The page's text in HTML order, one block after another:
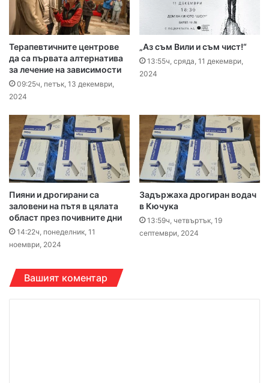
Терапевтичните центрове
да са първата алтернатива
за лечение на зависимости
09:25ч, петък, 13 декември,
2024
„Аз съм Вили и съм чист!“
13:55ч, сряда, 11 декември,
2024
Пияни и дрогирани са
заловени на пътя в цялата
област през почивните дни
14:22ч, понеделник, 11
ноември, 2024
Задържаха дрогиран водач
в Кючука
13:59ч, четвъртък, 19
септември, 2024
Вашият коментар